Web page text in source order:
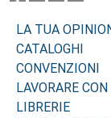
LA TUA
CATALOGHI
CONVENZIONI
LAVORARE CON
LIBRERIE